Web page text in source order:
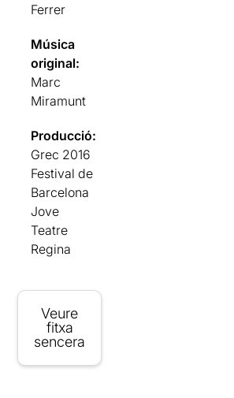
Ferrer
Música
original:
Marc
Miramunt
Producció:
Grec 2016
Festival de
Barcelona
Jove
Teatre
Regina
Veure
fitxa
sencera